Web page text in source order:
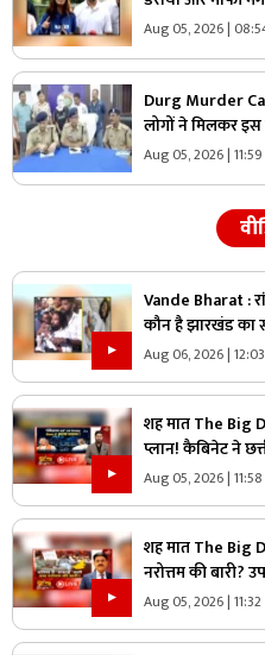
साथ खोला मोर्चा
Aug 05, 2026 |
Durg Murder
लोगों ने मिलकर इस
वारदात में शामिल
Aug 05, 2026 |
Vande Bharat :
कौन है झारखंड का
?
Aug 06, 2026 |
शह मात The Big
प्लान! कैबिनेट ने
को दी मंजूरी, क्या
प्लान?
Aug 05, 2026 |
शह मात The Big
नरोत्तम की बारी?
लोकल बॉडी की
Aug 05, 2026 | 11:32